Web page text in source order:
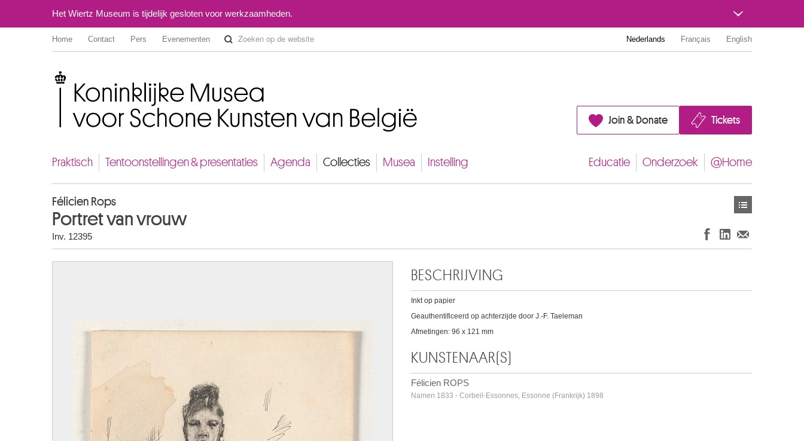
Het Wiertz Museum is tijdelijk gesloten voor werkzaamheden.
Home Contact Pers Evenementen Nederlands Français English
Join & Donate Tickets
Praktisch Tentoonstellingen & presentaties Agenda Collecties Musea Instelling Educatie Onderzoek @Home
Félicien Rops
Portret van vrouw
Inv. 12395
BESCHRIJVING
Inkt op papier
Geauthentificeerd op achterzijde door J.-F. Taeleman
Afmetingen: 96 x 121 mm
KUNSTENAAR(S)
Félicien ROPS
Namen 1833 - Corbeil-Essonnes, Essonne (Frankrijk) 1898